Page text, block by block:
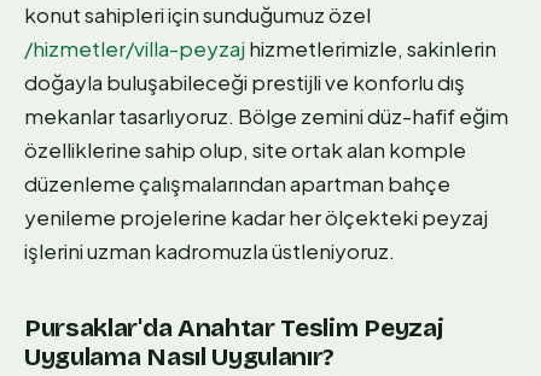
konut sahipleri için sunduğumuz özel
/hizmetler/villa-peyzaj hizmetlerimizle, sakinlerin
doğayla buluşabileceği prestijli ve konforlu dış
mekanlar tasarlıyoruz. Bölge zemini düz-hafif eğim
özelliklerine sahip olup, site ortak alan komple
düzenleme çalışmalarından apartman bahçe
yenileme projelerine kadar her ölçekteki peyzaj
işlerini uzman kadromuzla üstleniyoruz.
Pursaklar'da Anahtar Teslim Peyzaj
Uygulama Nasıl Uygulanır?